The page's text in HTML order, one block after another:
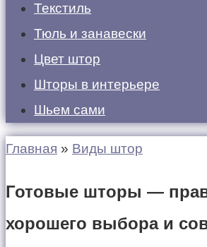
Текстиль
Тюль и занавески
Цвет штор
Шторы в интерьере
Шьем сами
Главная » Виды штор
Готовые шторы —
хорошего выбора и